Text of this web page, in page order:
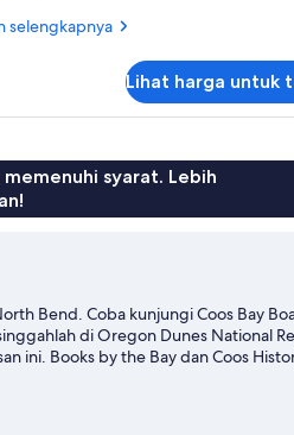
selengkapnya
Lihat harga untuk
syarat. Lebih
Bend. Coba kunjungi Coos Bay
di Oregon Dunes National
ini. Books by the Bay dan Coos
outdoor yang menanti,